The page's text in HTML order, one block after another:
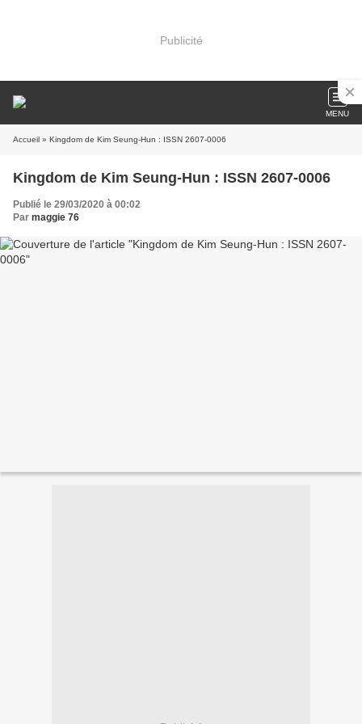
Publicité
MENU
Accueil » Kingdom de Kim Seung-Hun : ISSN 2607-0006
Kingdom de Kim Seung-Hun : ISSN 2607-0006
Publié le 29/03/2020 à 00:02
Par maggie 76